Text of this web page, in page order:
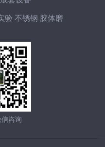
验 不锈钢 胶体磨
咨询